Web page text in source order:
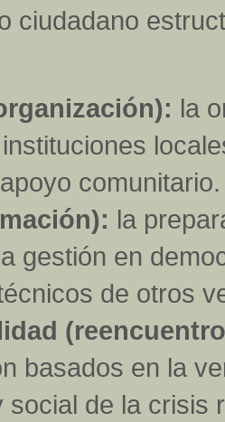
ciudadano
la
comunitario.
la
gestión en
de otros
basados en la
social de la crisis